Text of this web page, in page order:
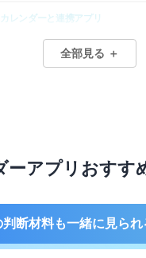
レンダーと連携アプリ
ジュール アプリ
スケジュール管理アプリ
全部見る ＋
ーアプリおすす
断材料も一緒に見られ